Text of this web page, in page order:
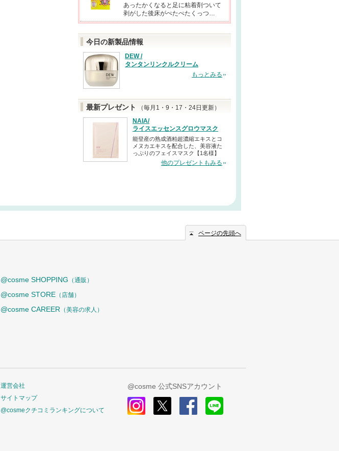
あったかくなると足に粘着剤ついて
剥がした後床がぺたぺたくっつ…
今日の新製品情報
DEW /
タンタンリンクルクリーム
もっとみる
最新プレゼント
（毎月1・9・17・24日更新）
NAIA/
ライスエッセンスグロウマスク
能登産の熟成酒粕超濃縮エキスとコ
メヌカエキスを配合した、美容液た
っぷりのフェイスマスク【1名様】
他のプレゼントもみる
ページの先頭へ
@cosme SHOPPING （通販）
@cosme STORE （店舗）
@cosme CAREER （美容の求人）
運営会社
サイトマップ
@cosmeクチコミランキングについて
@cosme 公式SNSアカウント